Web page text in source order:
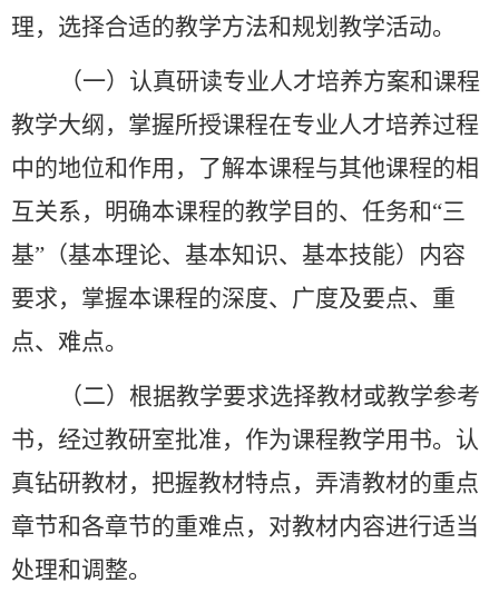
理，选择合适的教学方法和规划教学活动。
（一）认真研读专业人才培养方案和课程
教学大纲，掌握所授课程在专业人才培养过程
中的地位和作用，了解本课程与其他课程的相
互关系，明确本课程的教学目的、任务和“三
基” （基本理论、基本知识、基本技能）内容
要求，掌握本课程的深度、广度及要点、重
点、难点。
（二）根据教学要求选择教材或教学参考
书，经过教研室批准，作为课程教学用书。认
真钻研教材，把握教材特点，弄清教材的重点
章节和各章节的重难点，对教材内容进行适当
处理和调整。